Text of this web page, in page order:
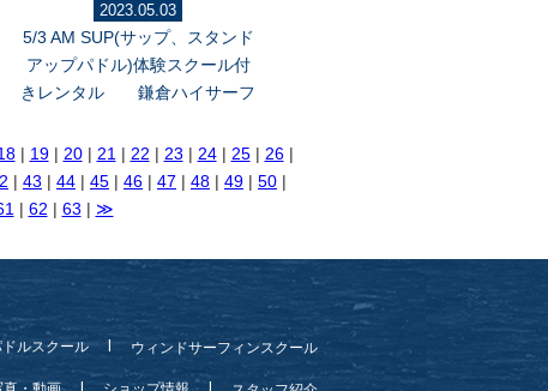
2023.05.03
5/3 AM SUP(サップ、スタンド
アップパドル)体験スクール付
きレンタル 鎌倉ハイサーフ
| 19| 20| 21 | 22 | 23 | 24| 25| 26|
| 43 | 44 | 45 | 46 | 47 | 48 | 49 | 50 |
| 62 | 63 | ≫
ルスクール ウィンドサーフィンスクール